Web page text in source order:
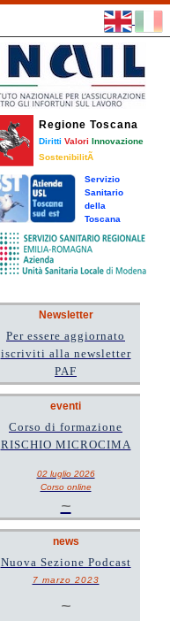
Regione Toscana
Diritti Valori Innovazione
SostenibilitÃ
Servizio
Sanitario
della
Toscana
Newsletter
Per essere aggiornato
iscriviti alla newsletter
PAF
eventi
Corso di formazione
RISCHIO MICROCIMA
02 luglio 2026
Corso online
~
news
Nuova Sezione Podcast
7 marzo 2023
~